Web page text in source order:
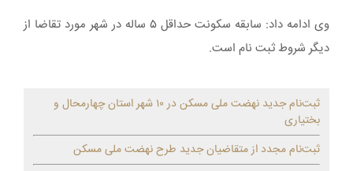
وی ادامه داد: سابقه سکونت حداقل ۵ ساله در شهر مورد تقاضا از
دیگر شروط ثبت نام است.
ثبت‌نام جدید نهضت ملی مسکن در ۱۰ شهر استان چهارمحال و
بختیاری
ثبت‌نام مجدد از متقاضیان جدید طرح نهضت ملی مسکن